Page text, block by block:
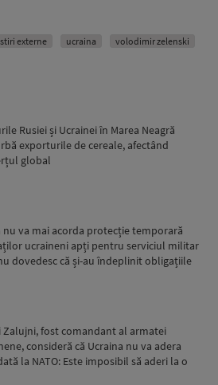
stiri externe ucraina volodimir zelenski
Rusiei și Ucrainei în Marea Neagră
exporturile de cereale, afectând
global
nu va mai acorda protecție temporară
ucraineni apți pentru serviciul militar
dovedesc că și-au îndeplinit obligațiile
Zalujni, fost comandant al armatei
consideră că Ucraina nu va adera
la NATO: Este imposibil să aderi la o